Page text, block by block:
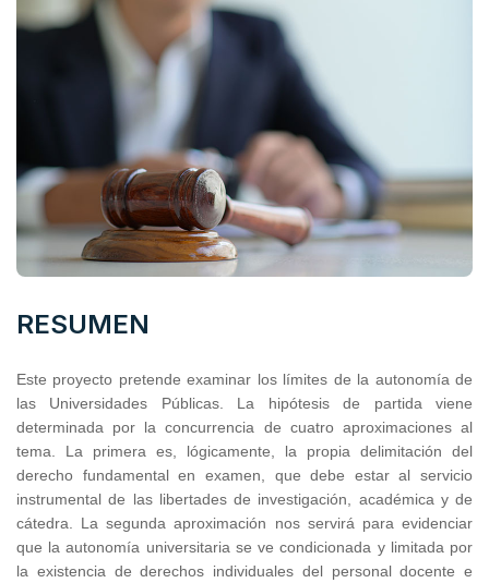
RESUMEN
Este proyecto pretende examinar los límites de la autonomía de
las Universidades Públicas. La hipótesis de partida viene
determinada por la concurrencia de cuatro aproximaciones al
tema. La primera es, lógicamente, la propia delimitación del
derecho fundamental en examen, que debe estar al servicio
instrumental de las libertades de investigación, académica y de
cátedra. La segunda aproximación nos servirá para evidenciar
que la autonomía universitaria se ve condicionada y limitada por
la existencia de derechos individuales del personal docente e